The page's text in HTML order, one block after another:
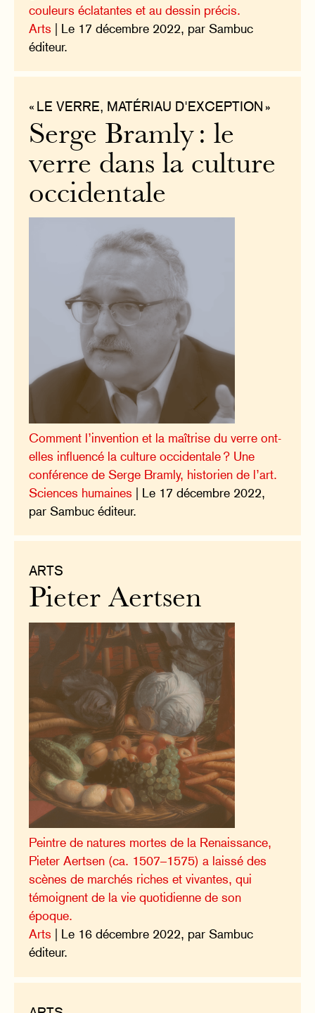
couleurs éclatantes et au dessin précis.
Arts | Le 17 décembre 2022, par Sambuc
éditeur.
« LE VERRE, MATÉRIAU D'EXCEPTION »
Serge Bramly : le
verre dans la culture
occidentale
Comment l’invention et la maîtrise du verre ont-
elles influencé la culture occidentale ? Une
conférence de Serge Bramly, historien de l’art.
Sciences humaines | Le 17 décembre 2022,
par Sambuc éditeur.
ARTS
Pieter Aertsen
Peintre de natures mortes de la Renaissance,
Pieter Aertsen (ca. 1507–1575) a laissé des
scènes de marchés riches et vivantes, qui
témoignent de la vie quotidienne de son
époque.
Arts | Le 16 décembre 2022, par Sambuc
éditeur.